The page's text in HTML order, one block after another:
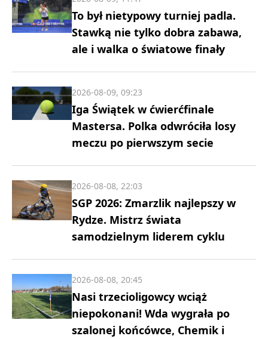
To był nietypowy turniej padla.
Stawką nie tylko dobra zabawa,
ale i walka o światowe finały
Iga Świątek w ćwierćfinale
Mastersa. Polka odwróciła losy
meczu po pierwszym secie
2026-08-09, 09:23
SGP 2026: Zmarzlik najlepszy w
Rydze. Mistrz świata
samodzielnym liderem cyklu
2026-08-08, 22:03
Nasi trzecioligowcy wciąż
niepokonani! Wda wygrała po
szalonej końcówce, Chemik i
2026-08-08, 20:45